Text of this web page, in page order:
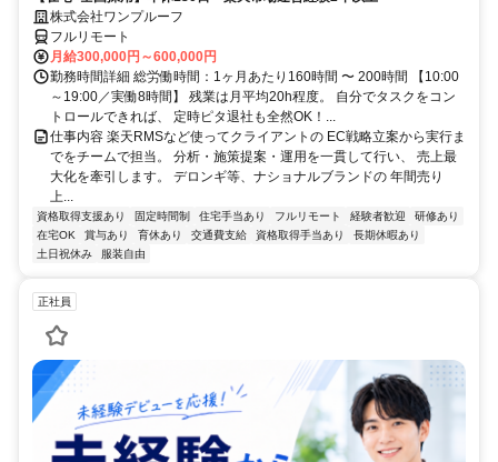
株式会社ワンプルーフ
フルリモート
月給300,000円～600,000円
勤務時間詳細 総労働時間：1ヶ月あたり160時間 〜 200時間 【10:00
～19:00／実働8時間】 残業は月平均20h程度。 自分でタスクをコン
トロールできれば、 定時ピタ退社も全然OK！...
仕事内容 楽天RMSなど使ってクライアントの EC戦略立案から実行ま
でをチームで担当。 分析・施策提案・運用を一貫して行い、 売上最
大化を牽引します。 デロンギ等、ナショナルブランドの 年間売り
上...
資格取得支援あり 固定時間制 住宅手当あり フルリモート 経験者歓迎
研修あり
在宅OK
賞与あり 育休あり 交通費支給 資格取得手当あり
長期休暇あり
土日祝休み
服装自由
正社員